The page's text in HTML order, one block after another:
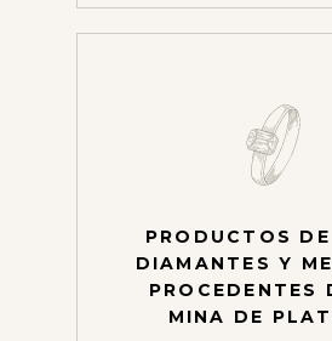
PRODUCTOS
DIAMANTES Y
PROCEDENTES
MINA DE